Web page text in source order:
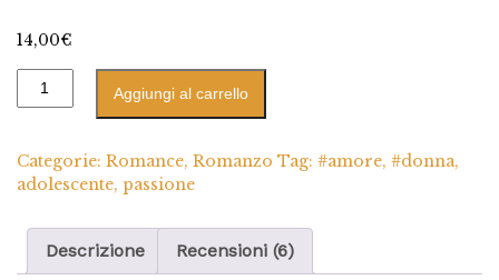
direcensioni
14,00€
Aggiungi al carrello
Categorie: Romance, Romanzo Tag: #amore, #donna,
adolescente, passione
Descrizione Recensioni (6)